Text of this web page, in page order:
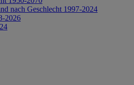
nach Geschlecht 1997-2024
2026